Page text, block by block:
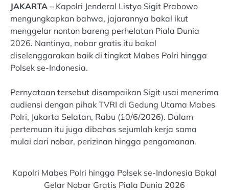
JAKARTA –Kapolri Jenderal Listyo Sigit Prabowo
mengungkapkan bahwa, jajarannya bakal ikut
menggelar nonton bareng perhelatan Piala Dunia
2026. Nantinya, nobar gratis itu bakal
diselenggarakan baik di tingkat Mabes Polri hingga
Polsek se-Indonesia.
Pernyataan tersebut disampaikan Sigit usai menerima
audiensi dengan pihak TVRI di Gedung Utama Mabes
Polri, Jakarta Selatan, Rabu (10/6/2026). Dalam
pertemuan itu juga dibahas sejumlah kerja sama
mulai dari nobar, perizinan hingga pengamanan.
Kapolri Mabes Polri hingga Polsek se-Indonesia Bakal
Gelar Nobar Gratis Piala Dunia 2026